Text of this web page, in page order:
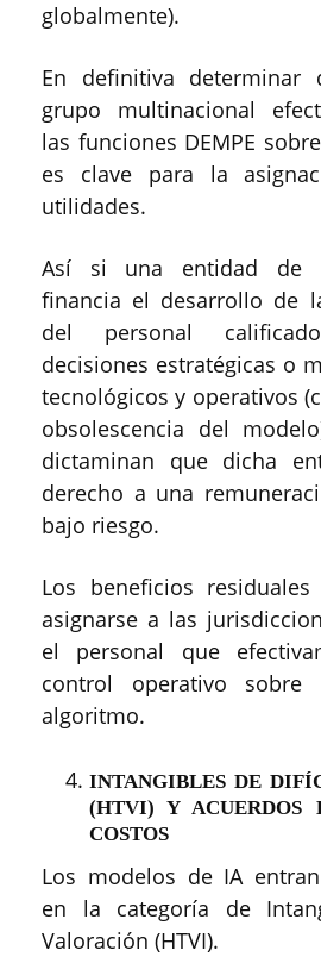
globalmente).
En definitiva determinar
grupo multinacional
las funciones DEMPE
es clave para la
utilidades.
Así si una entidad de
financia el desarrollo de
del personal
decisiones estratégicas o
tecnológicos y operativos
obsolescencia del
dictaminan que dicha
derecho a una
bajo riesgo.
Los beneficios
asignarse a las
el personal que
control operativo
algoritmo.
INTANGIBLES DE
(HTVI) Y ACUERDOS
COSTOS
Los modelos de IA
en la categoría de
Valoración (HTVI).